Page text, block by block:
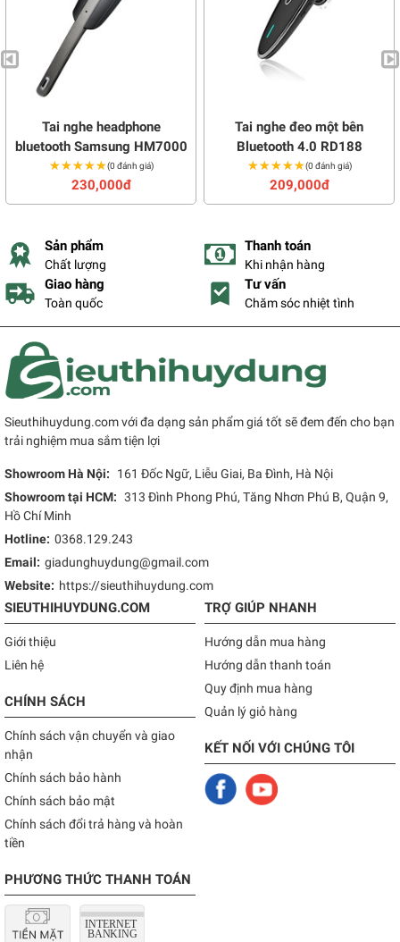
Tai nghe headphone
bluetooth Samsung HM7000
★★★★★
★★★★★(0 đánh giá)
230,000đ
Tai nghe đeo một bên
Bluetooth 4.0 RD188
★★★★★
★★★★★(0 đánh giá)
209,000đ
Sản phẩm
Chất lượng
Thanh toán
Khi nhận hàng
Giao hàng
Toàn quốc
Tư vấn
Chăm sóc nhiệt tình
Sieuthihuydung.com với đa dạng sản phẩm giá tốt sẽ đem đến cho bạn
trải nghiệm mua sắm tiện lợi
Showroom Hà Nội:
161 Đốc Ngữ, Liễu Giai, Ba Đình, Hà Nội
Showroom tại HCM: 313 Đình Phong Phú, Tăng Nhơn Phú B, Quận 9,
Hồ Chí Minh
Hotline: 0368.129.243
Email: giadunghuydung@gmail.com
Website: https://sieuthihuydung.com
SIEUTHIHUYDUNG.COM
Giới thiệu
Liên hệ
CHÍNH SÁCH
Chính sách vận chuyển và giao
nhận
Chính sách bảo hành
Chính sách bảo mật
Chính sách đổi trả hàng và hoàn
tiền
PHƯƠNG THỨC THANH TOÁN
TRỢ GIÚP NHANH
Hướng dẫn mua hàng
Hướng dẫn thanh toán
Quy định mua hàng
Quản lý giỏ hàng
KẾT NỐI VỚI CHÚNG TÔI